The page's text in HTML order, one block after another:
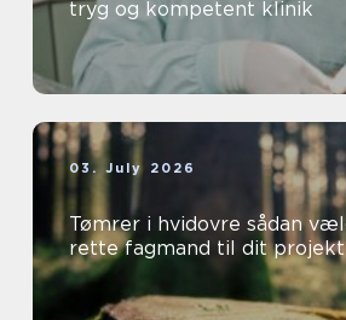
tryg og kompetent klinik
03. July 2026
Tømrer i hvidovre sådan vælger du den
rette fagmand til dit projekt